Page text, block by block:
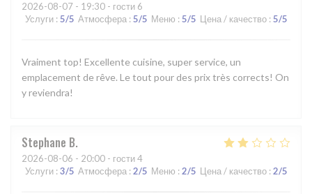
2026-08-07 - 19:30 - гости 6
Услуги : 5/5 Атмосфера : 5/5 Меню : 5/5 Цена / качество : 5/5
Vraiment top! Excellente cuisine, super service, un
emplacement de rêve. Le tout pour des prix très corrects! On
y reviendra!
Stephane B
2026-08-06 - 20:00 - гости 4
Услуги : 3/5 Атмосфера : 2/5 Меню : 2/5 Цена / качество : 2/5